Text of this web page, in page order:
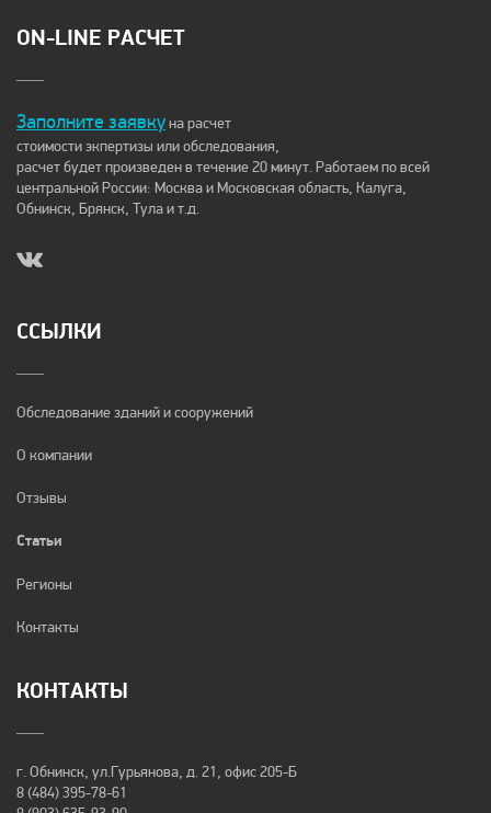
ON-LINE РАСЧЕТ
Заполните заявкуна расчет
стоимости экпертизы или обследования,
расчет будет произведен в течение 20 минут. Работаем по всей
центральной России: Москва и Московская область, Калуга,
Обнинск, Брянск, Тула и т.д.
ССЫЛКИ
Обследование зданий и сооружений
О компании
Отзывы
Статьи
Регионы
Контакты
КОНТАКТЫ
г. Обнинск, ул.Гурьянова, д. 21, офис 205-Б
8 (484) 395-78-61